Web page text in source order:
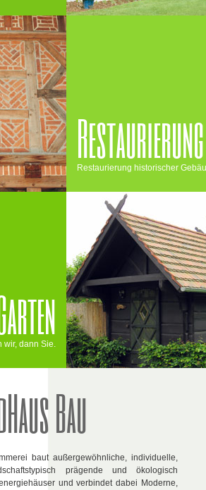
Restaurierung
Restaurierung historischer
wir, dann Sie.
Bau
baut außergewöhnliche, individuelle,
prägende und ökologisch
und verbindet dabei Moderne,